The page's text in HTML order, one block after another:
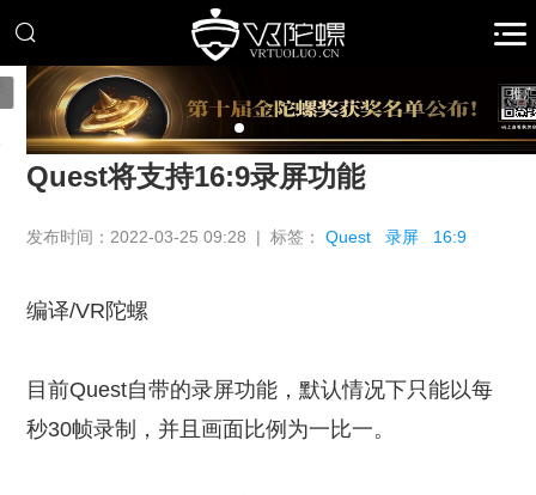
推广
Quest将支持16:9录屏功能
发布时间：2022-03-25 09:28 | 标签：Quest 录屏 16:9
编译/VR陀螺
目前Quest自带的录屏功能，默认情况下只能以每
秒30帧录制，并且画面比例为一比一。